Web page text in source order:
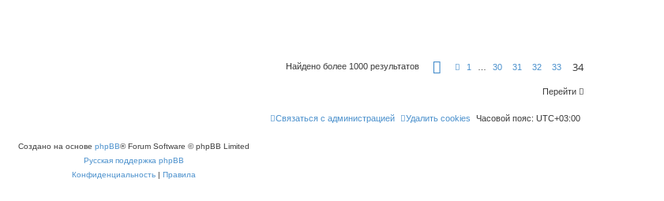
Найдено более 1000 результатов
ц
П1 30 31 32 33 34
Перейти
Часовой пояс: UTC+03:00
Удалить cookies
Связаться с администрацией
Создано на основе phpBB® Forum Software © phpBB Limited
Русская поддержка phpBB
Конфиденциальность| Правила